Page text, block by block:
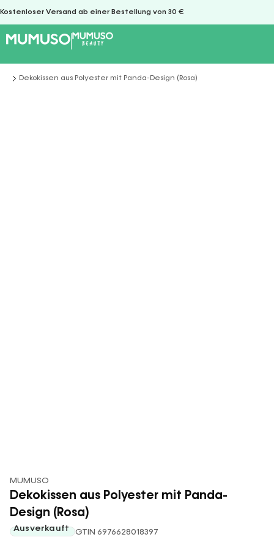
Kostenloser Versand ab einer Bestellung von 30 €
Sie befinden sich hier:
Dekokissen aus Polyester mit Panda-Design (Rosa)
MUMUSO
Dekokissen aus Polyester mit Panda-
Design (Rosa)
Ausverkauft GTIN 6976628018397